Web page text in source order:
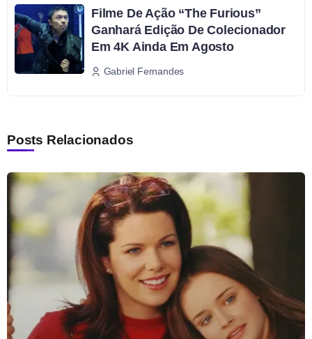
Filme De Ação “The Furious”
Ganhará Edição De Colecionador
Em 4K Ainda Em Agosto
Gabriel Fernandes
Posts Relacionados